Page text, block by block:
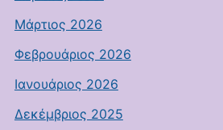
Μάρτιος 2026
Φεβρουάριος 2026
Ιανουάριος 2026
Δεκέμβριος 2025